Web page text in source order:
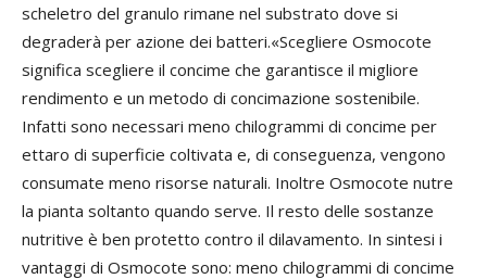
scheletro del granulo rimane nel substrato dove si
degraderà per azione dei batteri.«Scegliere Osmocote
significa scegliere il concime che garantisce il migliore
rendimento e un metodo di concimazione sostenibile.
Infatti sono necessari meno chilogrammi di concime per
ettaro di superficie coltivata e, di conseguenza, vengono
consumate meno risorse naturali. Inoltre Osmocote nutre
la pianta soltanto quando serve. Il resto delle sostanze
nutritive è ben protetto contro il dilavamento. In sintesi i
vantaggi di Osmocote sono: meno chilogrammi di concime